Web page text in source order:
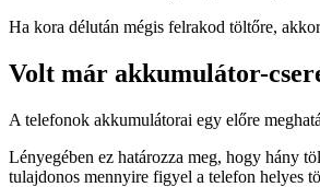
Ha kora délután mégis felrakod töltőre,
Volt már akkumulátor-
A telefonok akkumulátorai egy előre
Lényegében ez határozza meg, hogy hány
tulajdonos mennyire figyel a telefon helyes